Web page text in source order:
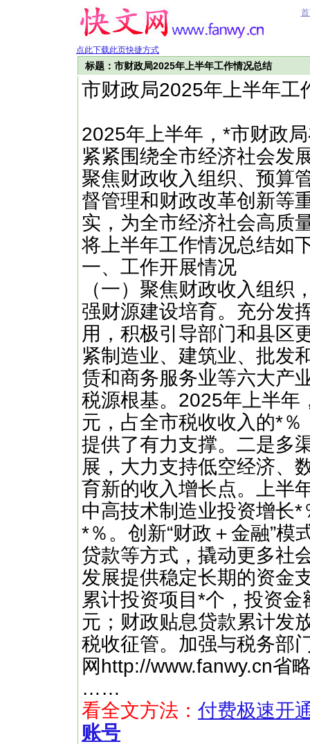
点此下载此页快捷方式
标题：市财政局2025年上半年工作情况总结
市财政局2025年上半年工
2025年上半年，*市财政
紧紧围绕全市经济社会发
聚焦财政收入组织、预算
督管理和财政改革创新等
实，为全市经济社会高质
将上半年工作情况总结如
一、工作开展情况
（一）聚焦财政收入组织
强财源建设培育。充分发
用，积极引导部门和县区
紧制造业、建筑业、批发
赁和商务服务业等六大产
税源根基。2025年上半年
元，占全市税收收入的*
提供了有力支撑。二是多
展，大力支持低空经济、
育新的收入增长点。上半
中高技术制造业投资增长
*％。创新“财政＋金融”模
贷款等方式，撬动更多社
发展提供稳定长期的资金
累计投资项目*个，投资
元；财政贴息贷款累计发
税收征管。加强与税务
网http://www.fanwy.cn省
……
看全文方法： 付费极速开
账号